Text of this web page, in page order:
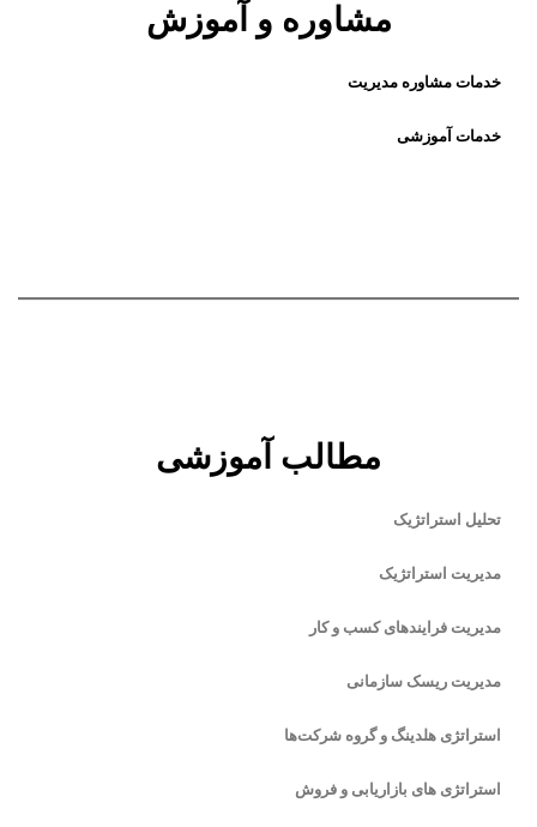
مشاوره و آموزش
خدمات مشاوره مدیریت
خدمات آموزشی
مطالب آموزشی
تحلیل استراتژیک
مدیریت استراتژیک
مدیریت فرایندهای کسب و کار
مدیریت ریسک سازمانی
استراتژی هلدینگ و گروه شرکت‌ها
استراتژی های بازاریابی و فروش